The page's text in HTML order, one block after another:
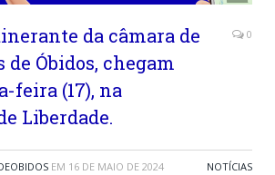
da câmara de
de Óbidos, chegam
feira (17), na
Liberdade.
0
EM 16 DE MAIO DE 2024 NOTÍCIAS